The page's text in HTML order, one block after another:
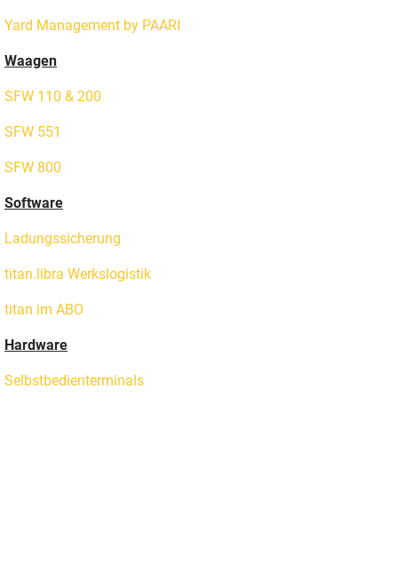
Yard Management by PAARI
Waagen
SFW 110 & 200
SFW 551
SFW 800
Software
Ladungssicherung
titan.libra Werkslogistik
titan im ABO
Hardware
Selbstbedienterminals